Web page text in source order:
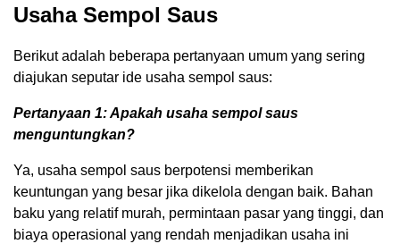
Usaha Sempol Saus
Berikut adalah beberapa pertanyaan umum yang sering
diajukan seputar ide usaha sempol saus:
Pertanyaan 1: Apakah usaha sempol saus
menguntungkan?
Ya, usaha sempol saus berpotensi memberikan
keuntungan yang besar jika dikelola dengan baik. Bahan
baku yang relatif murah, permintaan pasar yang tinggi, dan
biaya operasional yang rendah menjadikan usaha ini